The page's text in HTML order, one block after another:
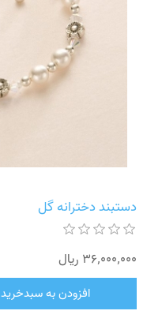
دستبند دخترانه گل
36٬000٬000 ریال
افزودن به سبدخرید